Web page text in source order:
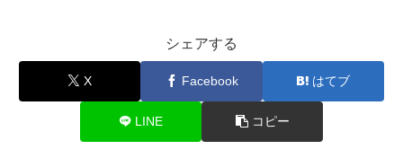
シェアする
X Facebook はてブ
LINE コピー